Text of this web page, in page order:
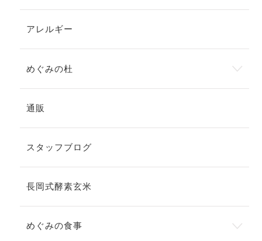
アレルギー
めぐみの杜
通販
スタッフブログ
長岡式酵素玄米
めぐみの食事